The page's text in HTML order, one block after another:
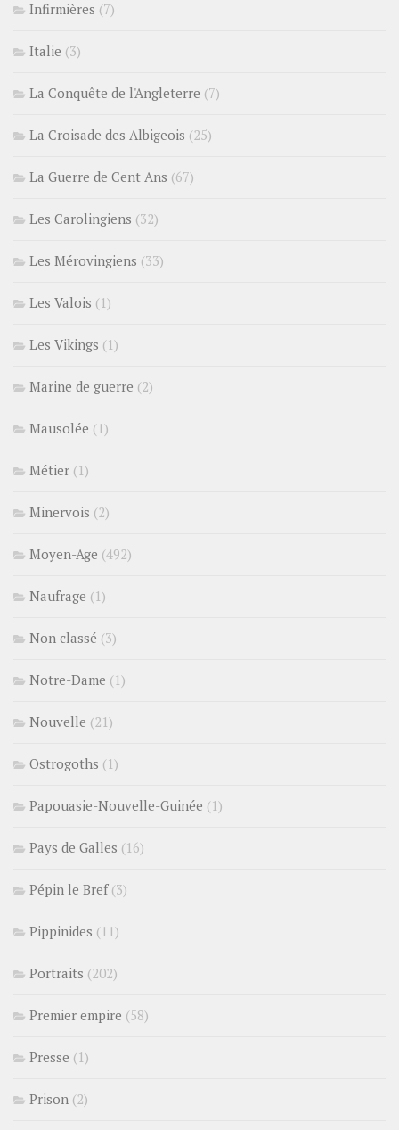
Infirmières (7)
Italie (3)
La Conquête de l'Angleterre (7)
La Croisade des Albigeois (25)
La Guerre de Cent Ans (67)
Les Carolingiens (32)
Les Mérovingiens (33)
Les Valois (1)
Les Vikings (1)
Marine de guerre (2)
Mausolée (1)
Métier (1)
Minervois (2)
Moyen-Age (492)
Naufrage (1)
Non classé (3)
Notre-Dame (1)
Nouvelle (21)
Ostrogoths (1)
Papouasie-Nouvelle-Guinée (1)
Pays de Galles (16)
Pépin le Bref(3)
Pippinides (11)
Portraits (202)
Premier empire (58)
Presse (1)
Prison (2)